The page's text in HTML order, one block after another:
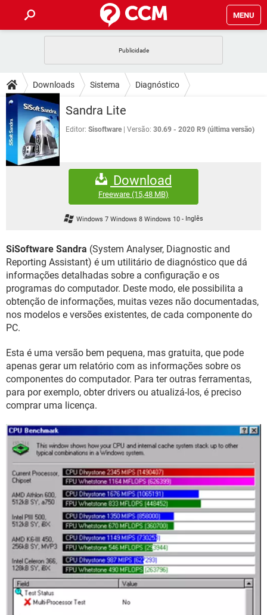
MENU
CELULAR FACEBOOK
OUTLOOK
INSTAGRAM GMAIL
GUIA DE COMPRAS
DICAS
JOGOS
CELULAR
OUTLOOK
INSTAGRAM
DOWNLOADS
JOGOS WHATSAPP
CELULAR
EXCEL
GMAIL
FÓRUM
JOGOS
FACEBOOK
EXCEL
GMAIL
GLOSSÁRIO
WHATSAPP
INSTAGRAM GMAIL
GUIA DE COMPRAS
Downloads Sistema Diagnóstico
Sandra Lite
Editor: Sisoftware Versão: 30.69 - 2020 R9 (última versão)
Download
Freeware (15,48 MB)
Windows 7 Windows 8 Windows 10 - Inglês
SiSoftware Sandra (System Analyser, Diagnostic and
Reporting Assistant) é um utilitário de diagnóstico que dá
informações detalhadas sobre a configuração e os
programas do computador. Deste modo, ele possibilita a
obtenção de informações, muitas vezes não documentadas,
nos modelos e versões existentes, de cada componente do
PC.
Esta é uma versão bem pequena, mas gratuita, que pode
apenas gerar um relatório com as informações sobre os
componentes do computador. Para ter outras ferramentas,
para por exemplo, obter drivers ou atualizá-los, é preciso
comprar uma licença.